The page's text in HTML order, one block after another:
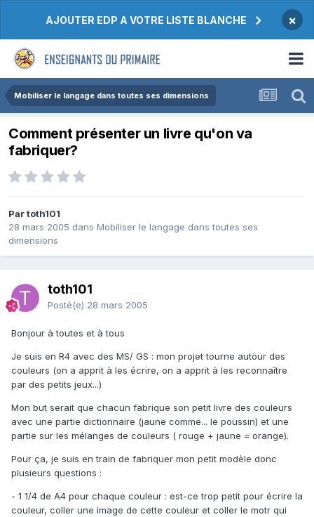
AJOUTER EDP A VOTRE LISTE BLANCHE ×
Mobiliser le langage dans toutes ses dimensions
Comment présenter un livre qu'on va
fabriquer?
Par toth101
28 mars 2005 dans Mobiliser le langage dans toutes ses
dimensions
toth101
Posté(e) 28 mars 2005
Bonjour à toutes et à tous
Je suis en R4 avec des MS/ GS : mon projet tourne autour des
couleurs (on a apprit à les écrire, on a apprit à les reconnaître
par des petits jeux...)
Mon but serait que chacun fabrique son petit livre des couleurs
avec une partie dictionnaire (jaune comme... le poussin) et une
partie sur les mélanges de couleurs ( rouge + jaune = orange).
Pour ça, je suis en train de fabriquer mon petit modèle donc
plusieurs questions :
- 1 1/4 de A4 pour chaque couleur : est-ce trop petit pour écrire la
couleur, coller une image de cette couleur et coller le motr qui